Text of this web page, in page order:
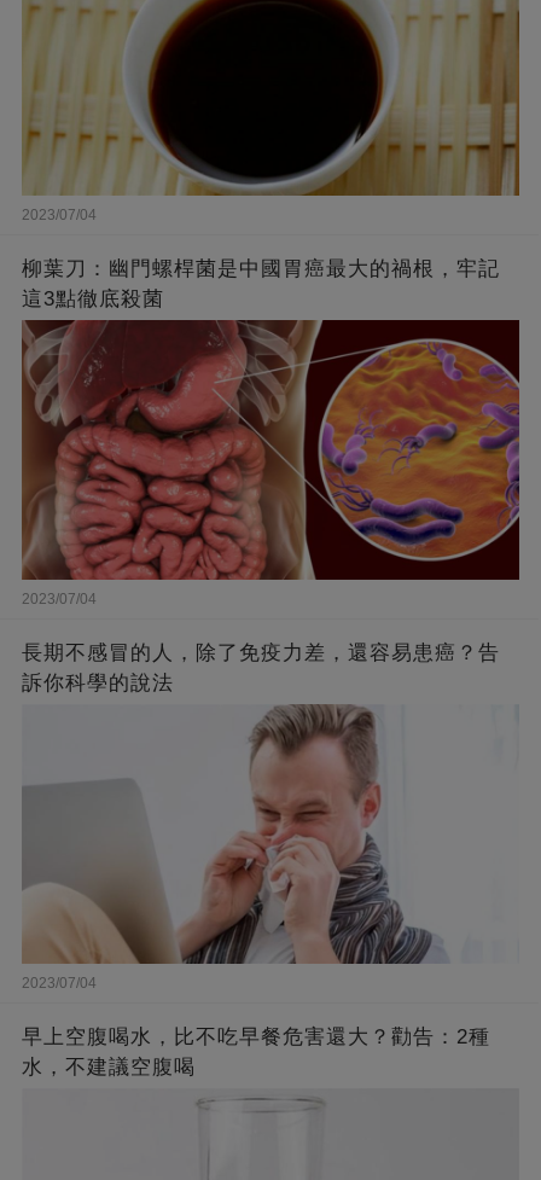
2023/07/04
柳葉刀：幽門螺桿菌是中國胃癌最大的禍根，牢記
這3點徹底殺菌
2023/07/04
長期不感冒的人，除了免疫力差，還容易患癌？告
訴你科學的說法
2023/07/04
早上空腹喝水，比不吃早餐危害還大？勸告：2種
水，不建議空腹喝